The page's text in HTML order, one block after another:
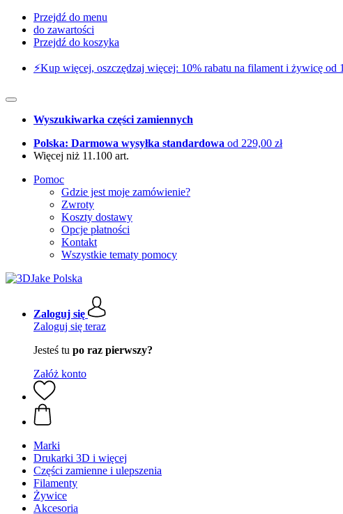
Przejdź do menu
do zawartości
Przejdź do koszyka
⚡️Kup więcej, oszczędzaj więcej: 10% rabatu na filament i żywicę od
Wyszukiwarka części zamiennych
Polska: Darmowa wysyłka standardowa od 229,00 zł
Więcej niż 11.100 art.
Pomoc
Gdzie jest moje zamówienie?
Zwroty
Koszty dostawy
Opcje płatności
Kontakt
Wszystkie tematy pomocy
Zaloguj się
Zaloguj się teraz
Jesteś tu po raz pierwszy?
Załóż konto
Marki
Drukarki 3D i więcej
Części zamienne i ulepszenia
Filamenty
Żywice
Akcesoria